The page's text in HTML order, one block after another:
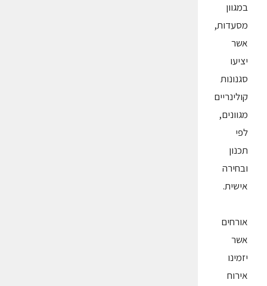
במגוון
מסעדות,
אשר
יציעו
סגנונות
קולינריים
מגוונים,
לפי
תכנון
ובחירה
אישית.
אורחים
אשר
יזמינו
אירוח